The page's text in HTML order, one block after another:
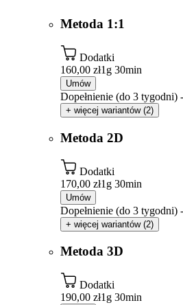
Metoda 1:1
Dodatki
160,00 zł1g 30min
Umów
Dopełnienie (do 3 tygodni)
+ więcej wariantów (2)
Metoda 2D
Dodatki
170,00 zł1g 30min
Umów
Dopełnienie (do 3 tygodni)
+ więcej wariantów (2)
Metoda 3D
Dodatki
190,00 zł1g 30min